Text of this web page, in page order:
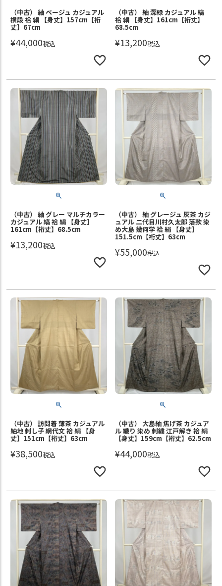
（中古） 紬 ベージュ カジュアル
横段 袷 絹 【身丈】157cm【裄
丈】67cm
¥44,000税込
（中古） 紬 深緑 カジュアル 縞
袷 絹 【身丈】161cm【裄丈】
68.5cm
¥13,200税込
（中古） 紬 グレー マルチカラー
カジュアル 縞 袷 絹 【身丈】
161cm【裄丈】68.5cm
¥13,200税込
（中古） 紬 グレージュ 灰茶 カジ
ュアル 二代目川村久太郎 落款 染
め大島 幾何学 袷 絹 【身丈】
151.5cm【裄丈】63cm
¥55,000税込
（中古） 訪問着 薄茶 カジュアル
紬地 刺し子 網代文 袷 絹 【身
丈】151cm【裄丈】63cm
¥38,500税込
（中古） 大島紬 焦げ茶 カジュア
ル 織り 染め 刺繍 江戸解き 袷 絹
【身丈】159cm【裄丈】62.5cm
¥44,000税込